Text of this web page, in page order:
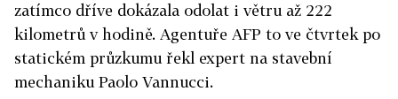
zatímco dříve dokázala odolat i větru až 222
kilometrů v hodině. Agentuře AFP to ve čtvrtek po
statickém průzkumu řekl expert na stavební
mechaniku Paolo Vannucci.